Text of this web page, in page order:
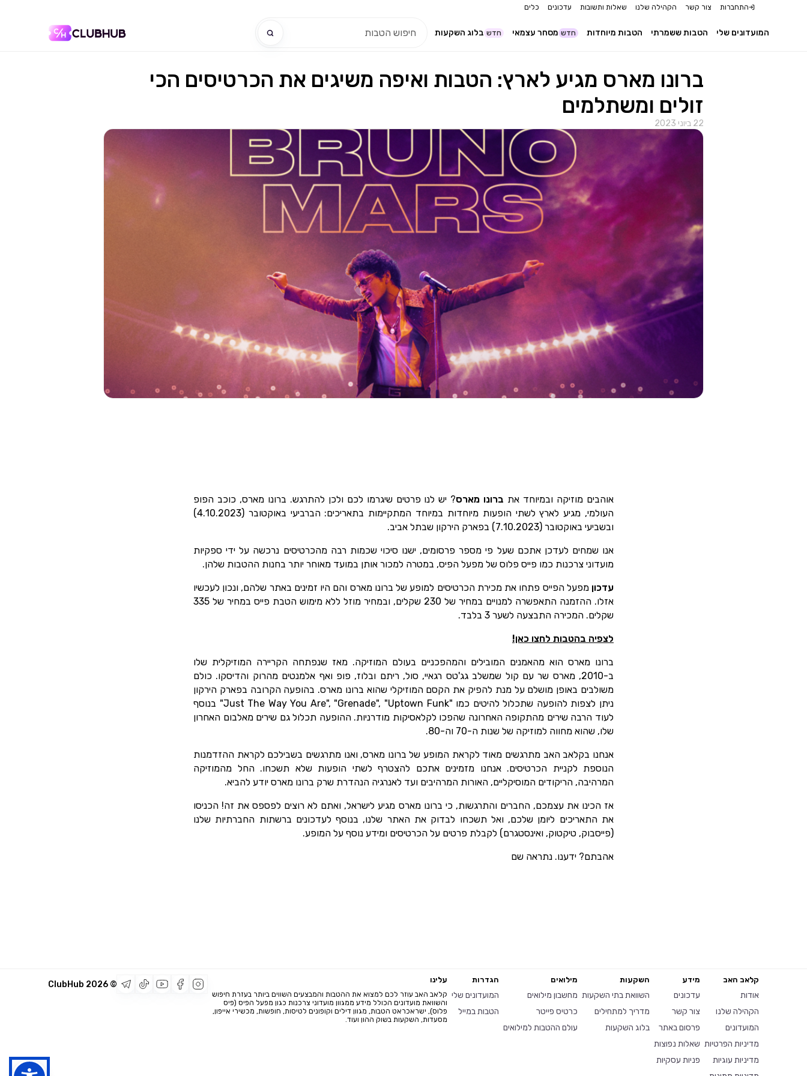
התחברות צור קשר הקהילה שלנו שאלות ותשובות עדכונים כלים
בלוג השקעות חדש מסחר עצמאי חדש הטבות מיוחדות הטבות ששמרתי המועדונים שלי
ברונו מארס מגיע לארץ: הטבות ואיפה משיגים את הכרטיסים הכי
זולים ומשתלמים
22 ביוני 2023
אוהבים מוזיקה ובמיוחד את ברונו מארס? יש לנו פרטים שיגרמו לכם ולכן להתרגש. ברונו מארס, כוכב הפופ
העולמי, מגיע לארץ לשתי הופעות מיוחדות במיוחד המתקיימות בתאריכים: הברביעי באוקטובר (4.10.2023)
ובשביעי באוקטובר (7.10.2023) בפארק הירקון שבתל אביב.
אנו שמחים לעדכן אתכם שעל פי מספר פרסומים, ישנו סיכוי שכמות רבה מהכרטיסים נרכשה על ידי ספקיות
מועדוני צרכנות כמו פייס פלוס של מפעל הפיס, במטרה למכור אותן במועד מאוחר יותר בחנות ההטבות שלהן.
עדכון מפעל הפייס פתחו את מכירת הכרטיסים למופע של ברונו מארס והם היו זמינים באתר שלהם, ונכון לעכשיו
אזלו. ההזמנה התאפשרה למנויים במחיר של 230 שקלים, ובמחיר מוזל ללא מימוש הטבת פייס במחיר של 335
שקלים. המכירה התבצעה לשער 3 בלבד.
לצפיה בהטבות לחצו כאן!
ברונו מארס הוא מהאמנים המובילים והמהפכניים בעולם המוזיקה. מאז שנפתחה הקריירה המוזיקלית שלו
ב-2010, מארס שר עם קול שמשלב גג'טס רגאיי, סול, ריתם ובלוז, פופ ואף אלמנטים מהרוק והדיסקו. כולם
משולבים באופן מושלם על מנת להפיק את הקסם המוזיקלי שהוא ברונו מארס. בהופעה הקרובה בפארק הירקון
ניתן לצפות להופעה שתכלול להיטים כמו "Just The Way You Are", "Grenade", "Uptown Funk" בנוסף
לעוד הרבה שירים מהתקופה האחרונה שהפכו לקלאסיקות מודרניות. ההופעה תכלול גם שירים מאלבום האחרון
שלו, שהוא מחווה למוזיקה של שנות ה-70 וה-80.
אנחנו בקלאב האב מתרגשים מאוד לקראת המופע של ברונו מארס, ואנו מתרגשים בשבילכם לקראת ההזדמנות
הנוספת לקניית הכרטיסים. אנחנו מזמינים אתכם להצטרף לשתי הופעות שלא תשכחו. החל מהמוזיקה
המרהיבה, הריקודים המוסיקליים, האורות המרהיבים ועד לאנרגיה הנהדרת שרק ברונו מארס יודע להביא.
אז הכינו את עצמכם, החברים והתרגשות, כי ברונו מארס מגיע לישראל, ואתם לא רוצים לפספס את זה! הכניסו
את התאריכים ליומן שלכם, ואל תשכחו לבדוק את האתר שלנו, בנוסף לעדכונים ברשתות החברתיות שלנו
(פייסבוק, טיקטוק, ואינסטגרם) לקבלת פרטים על הכרטיסים ומידע נוסף על המופע.
אהבתם? ידענו. נתראה שם
© ClubHub
2026 קלאב האב
אודות
הקהילה שלנו
המועדונים
מדיניות הפרטיות
מדיניות עוגיות
מידע
עדכונים
צור קשר
פרסום באתר
שאלות נפוצות
פניות עסקיות
השקעות
השוואת בתי השקעות
מדריך למתחילים
בלוג השקעות
מילואים
מחשבון מילואים
כרטיס פייטר
עולם ההטבות למילואים
הגדרות
המועדונים שלי
הטבות במייל
עלינו
קלאב האב עוזר לכם למצוא את ההטבות והמבצעים השווים ביותר בעזרת חיפוש
והשוואת מועדונים הכולל מידע ממגוון מועדוני צרכנות כגון מפעל הפיס (פיס
פלוס), ישראכראט הטבות, מגוון דילים וקופונים לטיסות, חופשות, מכשירי אייפון,
מסעדות, השקעות בשוק ההון ועוד.